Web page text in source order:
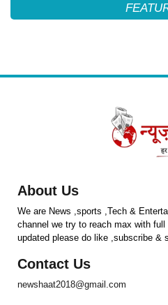
About Us
We are News ,sports ,Tech &
channel we try to reach max with
updated please do like ,subscribe &
Contact Us
newshaat2018@gmail.com